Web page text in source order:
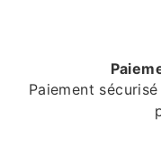
Paiement